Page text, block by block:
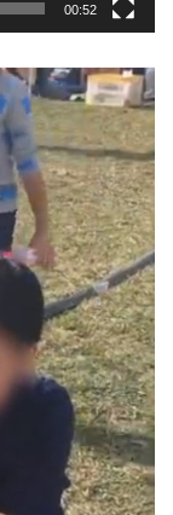
00:52